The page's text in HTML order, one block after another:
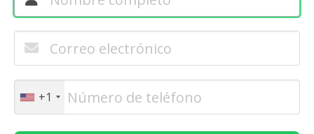
+1